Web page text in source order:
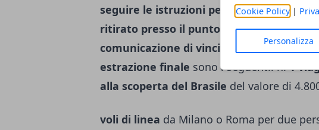
Cookie Policy|
Personalizza
seguire le istruzioni per convalidare il
ritirato presso il punto vendita Bialetti
comunicazione di vincita
premidel
estrazione finale sono i seguenti: n.1
alla scoperta del Brasile del valore di
voli di linea da Milano o Roma per due